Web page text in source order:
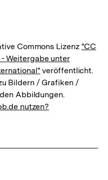
Commons Lizenz "CC
- Weitergabe unter
veröffentlicht.
Bildern / Grafiken /
Abbildungen.
nutzen?